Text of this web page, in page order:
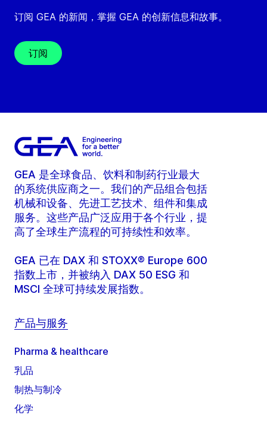
订阅 GEA 的新闻，掌握 GEA 的创新信息和故事。
订阅
GEA 是全球食品、饮料和制药行业最大
的系统供应商之一。我们的产品组合包括
机械和设备、先进工艺技术、组件和集成
服务。这些产品广泛应用于各个行业，提
高了全球生产流程的可持续性和效率。
GEA 已在 DAX 和 STOXX® Europe 600
指数上市，并被纳入 DAX 50 ESG 和
MSCI 全球可持续发展指数。
产品与服务
Pharma & healthcare
乳品
制热与制冷
化学